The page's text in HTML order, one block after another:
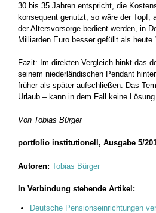
30 bis 35 Jahren entspricht, die
konsequent genutzt, so wäre der Topf,
der Altersvorsorge bedient werden, in
Milliarden Euro besser gefüllt als
Fazit: Im direkten Vergleich hinkt das
seinem niederländischen Pendant
früher als später aufschließen. Das
Urlaub – kann in dem Fall keine
Von Tobias Bürger
portfolio institutionell, Ausgabe 5/
Autoren: Tobias Bürger
In Verbindung stehende Artikel:
Deutsche Pensionseinrichtungen